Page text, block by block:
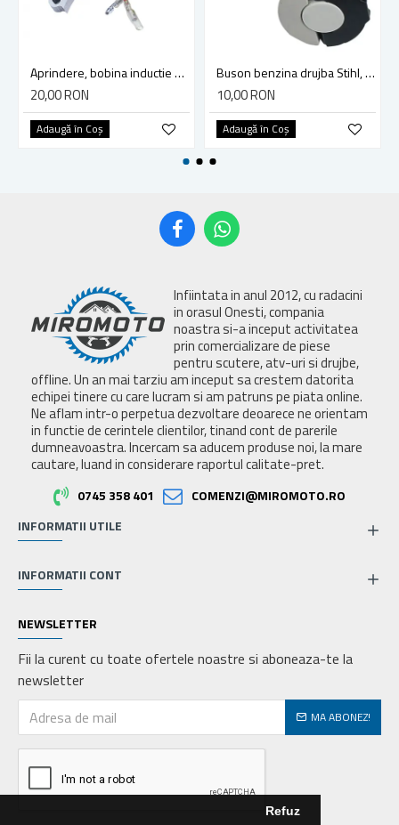
Refuz
Aprindere, bobina inductie motocoasa chinezeasca TL43 TL 52, Ruris Dac 210, Dac 310
20,00 RON
Adaugă în Coş
Buson benzina drujba Stihl, model cu clapeta
10,00 RON
Adaugă în Coş
Infiintata in anul 2012, cu radacini
in orasul Onesti, compania
noastra si-a inceput activitatea
prin comercializare de piese
pentru scutere, atv-uri si drujbe,
offline. Un an mai tarziu am inceput sa crestem datorita
echipei tinere cu care lucram si am patruns pe piata online.
Ne aflam intr-o perpetua dezvoltare deoarece ne orientam
in functie de cerintele clientilor, tinand cont de parerile
dumneavoastra. Incercam sa aducem produse noi, la mare
cautare, luand in considerare raportul calitate-pret.
0745 358 401
COMENZI@MIROMOTO.RO
INFORMATII UTILE
INFORMATII CONT
NEWSLETTER
Fii la curent cu toate ofertele noastre si aboneaza-te la
newsletter
MA ABONEZ!